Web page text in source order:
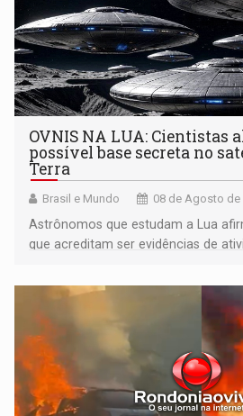
OVNIS NA LUA: Cientistas
possível base secreta no
Terra
Brasil e Mundo 08 de Agosto de
Astrônomos que estudam a Lua
que acreditam ser evidências de
órbita